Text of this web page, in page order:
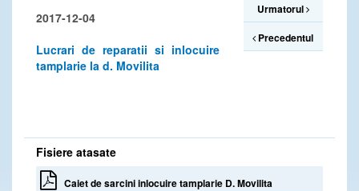
2017-12-04
Lucrari de reparatii si inlocuire
tamplarie la d. Movilita
Urmatorul
Precedentul
Fisiere atasate
Caiet de sarcini inlocuire tamplarie D. Movilita